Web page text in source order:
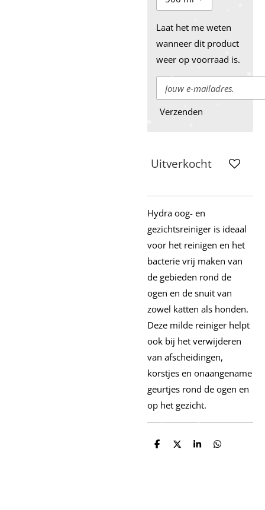
Laat het me weten
wanneer dit product
weer op voorraad is.
Verzenden
Uitverkocht
Hydra oog- en
gezichtsreiniger is ideaal
voor het reinigen en het
bacterie vrij maken van
de gebieden rond de
ogen en de snuit van
zowel katten als honden.
Deze milde reiniger helpt
ook bij het verwijderen
van afscheidingen,
korstjes en onaangename
geurtjes rond de ogen en
op het gezicht.
D
D
S
D